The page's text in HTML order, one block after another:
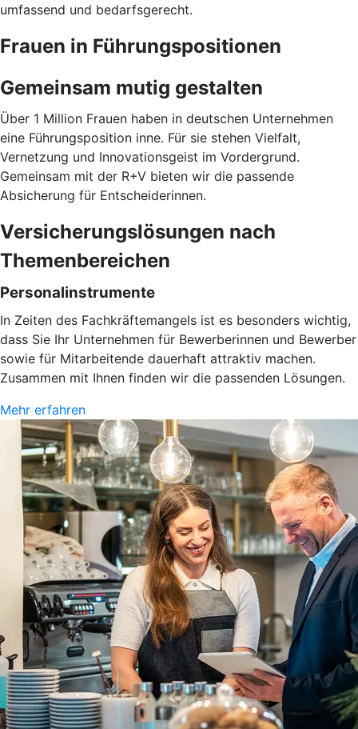
umfassend und bedarfsgerecht.
Frauen in Führungspositionen
Gemeinsam mutig gestalten
Über 1 Million Frauen haben in deutschen Unternehmen
eine Führungsposition inne. Für sie stehen Vielfalt,
Vernetzung und Innovationsgeist im Vordergrund.
Gemeinsam mit der R+V bieten wir die passende
Absicherung für Entscheiderinnen.
Versicherungslösungen nach
Themenbereichen
Personalinstrumente
In Zeiten des Fachkräftemangels ist es besonders wichtig,
dass Sie Ihr Unternehmen für Bewerberinnen und Bewerber
sowie für Mitarbeitende dauerhaft attraktiv machen.
Zusammen mit Ihnen finden wir die passenden Lösungen.
Mehr erfahren